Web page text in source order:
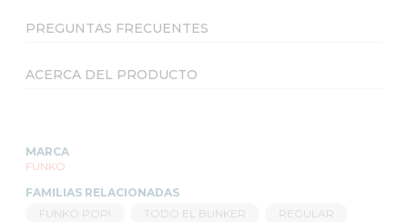
PREGUNTAS FRECUENTES
ACERCA DEL PRODUCTO
MARCA
FUNKO
FAMILIAS RELACIONADAS
FUNKO POP!
TODO EL BUNKER
REGULAR